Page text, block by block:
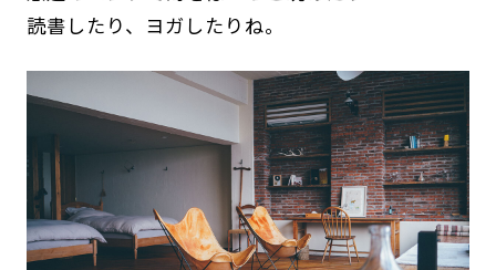
読書したり、ヨガしたりね。